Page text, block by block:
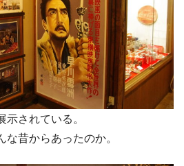
されている。
昔からあったのか。